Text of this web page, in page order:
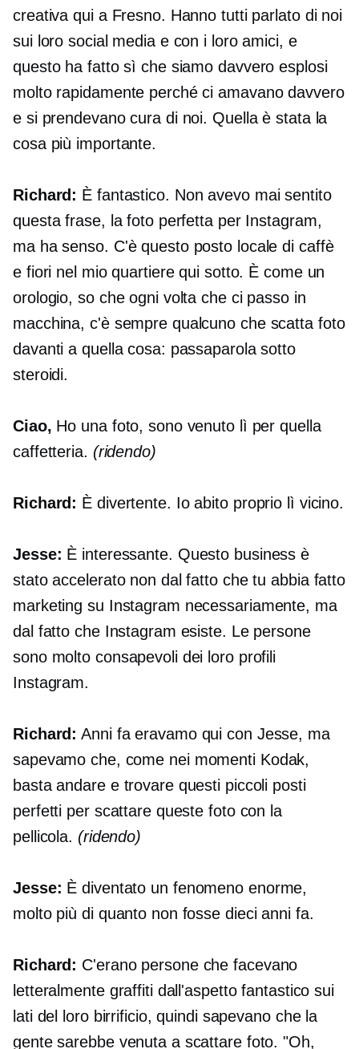
creativa qui a Fresno. Hanno tutti parlato di noi
sui loro social media e con i loro amici, e
questo ha fatto sì che siamo davvero esplosi
molto rapidamente perché ci amavano davvero
e si prendevano cura di noi. Quella è stata la
cosa più importante.
Richard: È fantastico. Non avevo mai sentito
questa frase, la foto perfetta per Instagram,
ma ha senso. C'è questo posto locale di caffè
e fiori nel mio quartiere qui sotto. È come un
orologio, so che ogni volta che ci passo in
macchina, c'è sempre qualcuno che scatta foto
davanti a quella cosa: passaparola sotto
steroidi.
Ciao, Ho una foto, sono venuto lì per quella
caffetteria. (ridendo)
Richard: È divertente. Io abito proprio lì vicino.
Jesse: È interessante. Questo business è
stato accelerato non dal fatto che tu abbia fatto
marketing su Instagram necessariamente, ma
dal fatto che Instagram esiste. Le persone
sono molto consapevoli dei loro profili
Instagram.
Richard: Anni fa eravamo qui con Jesse, ma
sapevamo che, come nei momenti Kodak,
basta andare e trovare questi piccoli posti
perfetti per scattare queste foto con la
pellicola. (ridendo)
Jesse: È diventato un fenomeno enorme,
molto più di quanto non fosse dieci anni fa.
Richard: C'erano persone che facevano
letteralmente graffiti dall'aspetto fantastico sui
lati del loro birrificio, quindi sapevano che la
gente sarebbe venuta a scattare foto. "Oh,